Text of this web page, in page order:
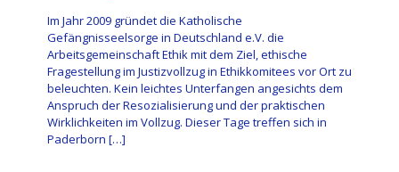
Im Jahr 2009 gründet die Katholische
Gefängnisseelsorge in Deutschland e.V. die
Arbeitsgemeinschaft Ethik mit dem Ziel, ethische
Fragestellung im Justizvollzug in Ethikkomitees vor Ort zu
beleuchten. Kein leichtes Unterfangen angesichts dem
Anspruch der Resozialisierung und der praktischen
Wirklichkeiten im Vollzug. Dieser Tage treffen sich in
Paderborn […]